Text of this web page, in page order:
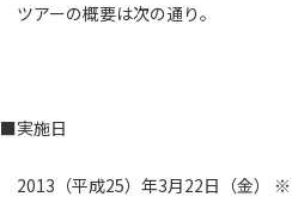
ツアーの概要は次の通り。
■実施日
2013（平成25）年3月22日（金） ※